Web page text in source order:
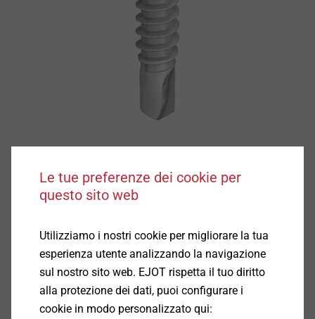
Caratteristiche
Applicazioni
Ideale per il fissaggio del rinforzo in acciaio fino a
3,0 mm nei serramenti in PVC con staffe
distanziatrici
Adatto anche per il fissaggio di guarnizioni
Le tue preferenze dei cookie per
questo sito web
Utilizziamo i nostri cookie per migliorare la tua
esperienza utente analizzando la navigazione
sul nostro sito web. EJOT rispetta il tuo diritto
alla protezione dei dati, puoi configurare i
cookie in modo personalizzato qui: